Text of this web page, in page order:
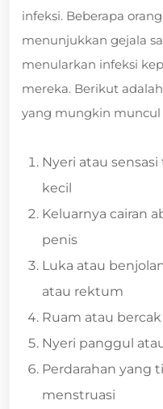
infeksi. Beberapa
menunjukkan gejala
menularkan infeksi
mereka. Berikut
yang mungkin muncul
Nyeri atau
kecil
Keluarnya cairan
penis
Luka atau
atau rektum
Ruam atau
Nyeri panggul
Perdarahan yang
menstruasi